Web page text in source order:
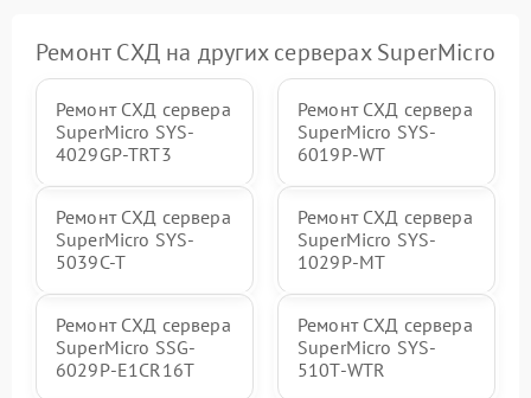
Ремонт СХД на других серверах SuperMicro
Ремонт СХД сервера
SuperMicro SYS-
4029GP-TRT3
Ремонт СХД сервера
SuperMicro SYS-
6019P-WT
Ремонт СХД сервера
SuperMicro SYS-
5039C-T
Ремонт СХД сервера
SuperMicro SYS-
1029P-MT
Ремонт СХД сервера
SuperMicro SSG-
6029P-E1CR16T
Ремонт СХД сервера
SuperMicro SYS-
510T-WTR